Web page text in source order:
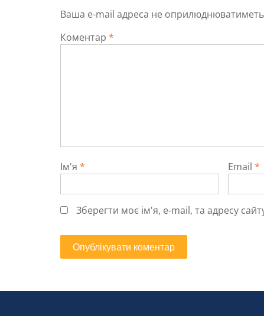
Ваша e-mail адреса не
Коментар *
Ім'я * Email *
Зберегти моє ім'я, e-mail, та адресу